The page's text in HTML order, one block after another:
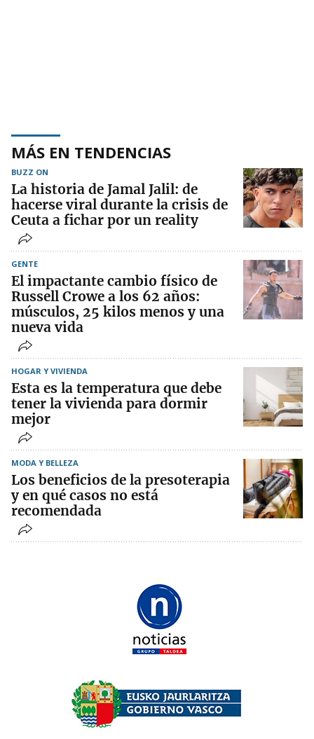
MÁS EN TENDENCIAS
BUZZ ON
La historia de Jamal Jalil: de
hacerse viral durante la crisis de
Ceuta a fichar por un reality
GENTE
El impactante cambio físico de
Russell Crowe a los 62 años:
músculos, 25 kilos menos y una
nueva vida
HOGAR Y VIVIENDA
Esta es la temperatura que debe
tener la vivienda para dormir
mejor
MODA Y BELLEZA
Los beneficios de la presoterapia
y en qué casos no está
recomendada